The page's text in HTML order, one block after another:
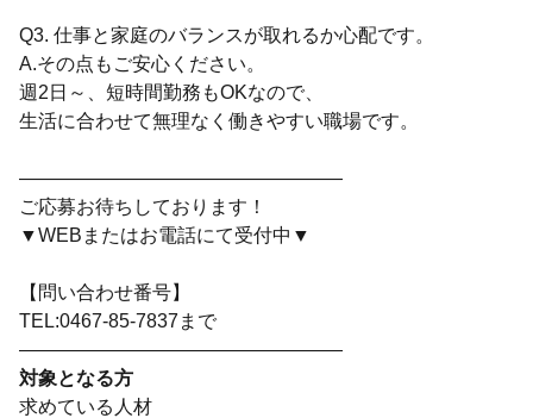
Q3. 仕事と家庭のバランスが取れるか心配です。
A.その点もご安心ください。
週2日～、短時間勤務もOKなので、
生活に合わせて無理なく働きやすい職場です。
―――――――――――――――――
ご応募お待ちしております！
▼WEBまたはお電話にて受付中▼
【問い合わせ番号】
TEL:0467-85-7837まで
―――――――――――――――――
対象となる方
求めている人材